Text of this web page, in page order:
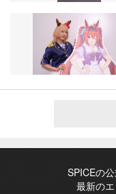
SPICEの
最新の